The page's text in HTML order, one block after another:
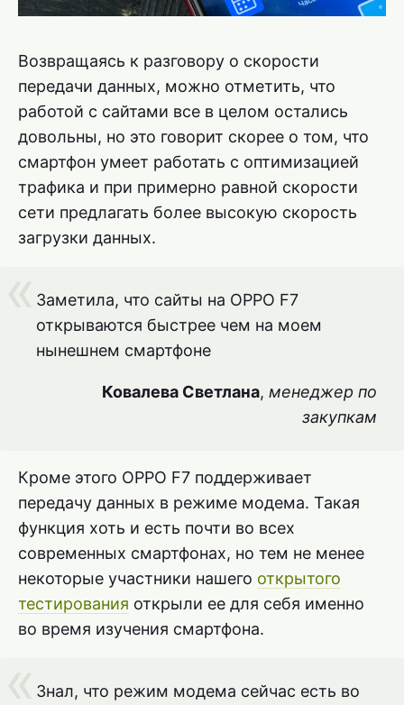
Возвращаясь к разговору о скорости
передачи данных, можно отметить, что
работой с сайтами все в целом остались
довольны, но это говорит скорее о том, что
смартфон умеет работать с оптимизацией
трафика и при примерно равной скорости
сети предлагать более высокую скорость
загрузки данных.
Заметила, что сайты на OPPO F7
открываются быстрее чем на моем
нынешнем смартфоне
Ковалева Светлана, менеджер по
закупкам
Кроме этого OPPO F7 поддерживает
передачу данных в режиме модема. Такая
функция хоть и есть почти во всех
современных смартфонах, но тем не менее
некоторые участники нашего открытого
тестирования открыли ее для себя именно
во время изучения смартфона.
Знал, что режим модема сейчас есть во